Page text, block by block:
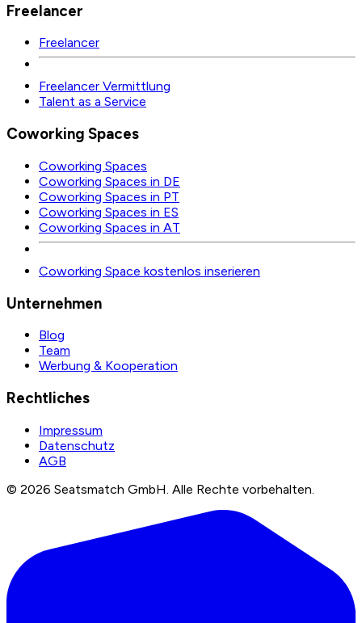
Freelancer
Freelancer
Freelancer Vermittlung
Talent as a Service
Coworking Spaces
Coworking Spaces
Coworking Spaces in DE
Coworking Spaces in PT
Coworking Spaces in ES
Coworking Spaces in AT
Coworking Space kostenlos inserieren
Unternehmen
Blog
Team
Werbung & Kooperation
Rechtliches
Impressum
Datenschutz
AGB
© 2026 Seatsmatch GmbH. Alle Rechte vorbehalten.